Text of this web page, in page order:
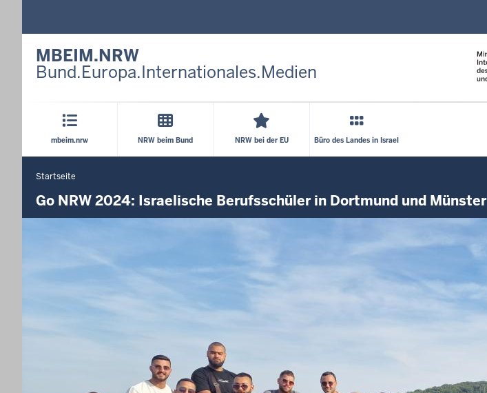
MBEIM.NRW
Bund.Europa.Internationales.Medien
Hauptmenü
mbeim.nrw NRW beim Bund NRW bei der EU Büro des Landes in Israel
Sie
befinden
Startseite
Go NRW 2024: Israelische Berufsschüler in Dortmund und Münster